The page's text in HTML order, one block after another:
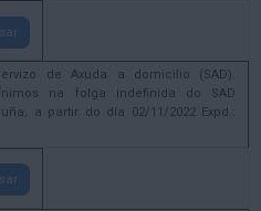
de Axuda a domicilio (SAD):
na folga indefinida do SAD
a partir do día 02/11/2022 Expd.: